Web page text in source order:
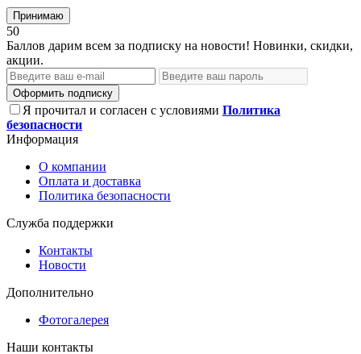
Принимаю
50
Баллов дарим всем за подписку на новости! Новинки, скидки,
акции.
Оформить подписку
Я прочитал и согласен с условиями Политика
безопасности
Информация
О компании
Оплата и доставка
Политика безопасности
Служба поддержки
Контакты
Новости
Дополнительно
Фотогалерея
Наши контакты